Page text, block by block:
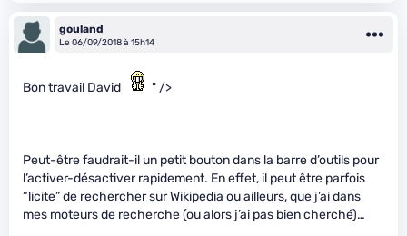
gouland
Le 06/09/2018 à 15h14
Bon travail David " />
Peut-être faudrait-il un petit bouton dans la barre d’outils pour
l’activer-désactiver rapidement. En effet, il peut être parfois
“licite” de rechercher sur Wikipedia ou ailleurs, que j’ai dans
mes moteurs de recherche (ou alors j’ai pas bien cherché)…